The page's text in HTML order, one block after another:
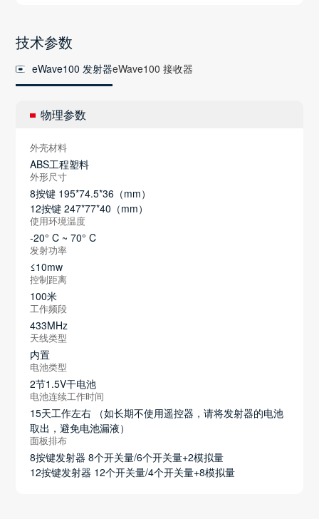
技术参数
eWave100 发射器eWave100 接收器
物理参数
外壳材料
ABS工程塑料
外形尺寸
8按键 195*74.5*36（mm）
12按键 247*77*40（mm）
使用环境温度
-20° C ~ 70° C
发射功率
≤10mw
控制距离
100米
工作频段
433MHz
天线类型
内置
电池类型
2节1.5V干电池
电池连续工作时间
15天工作左右 （如长期不使用遥控器，请将发射器的电池
取出，避免电池漏液）
面板排布
8按键发射器 8个开关量/6个开关量+2模拟量
12按键发射器 12个开关量/4个开关量+8模拟量